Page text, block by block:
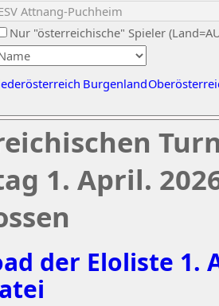
Nur "österreichische" Spieler
Burgenland
1. April.
der Eloliste 1.